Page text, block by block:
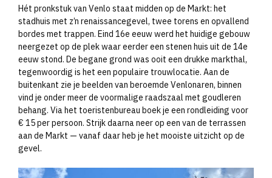
Hét pronkstuk van Venlo staat midden op de Markt: het
stadhuis met z’n renaissancegevel, twee torens en opvallend
bordes met trappen. Eind 16e eeuw werd het huidige gebouw
neergezet op de plek waar eerder een stenen huis uit de 14e
eeuw stond. De begane grond was ooit een drukke markthal,
tegenwoordig is het een populaire trouwlocatie. Aan de
buitenkant zie je beelden van beroemde Venlonaren, binnen
vind je onder meer de voormalige raadszaal met goudleren
behang. Via het toeristenbureau boek je een rondleiding voor
€ 15 per persoon. Strijk daarna neer op een van de terrassen
aan de Markt — vanaf daar heb je het mooiste uitzicht op de
gevel.